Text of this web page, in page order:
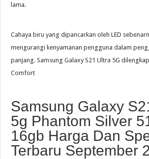
lama.
Cahaya biru yang dipancarkan oleh LED
mengurangi kenyamanan pengguna dalam
panjang. Samsung Galaxy S21 Ultra 5G
Comfort
Samsung Galaxy
5g Phantom Silver
16gb Harga Dan
Terbaru September